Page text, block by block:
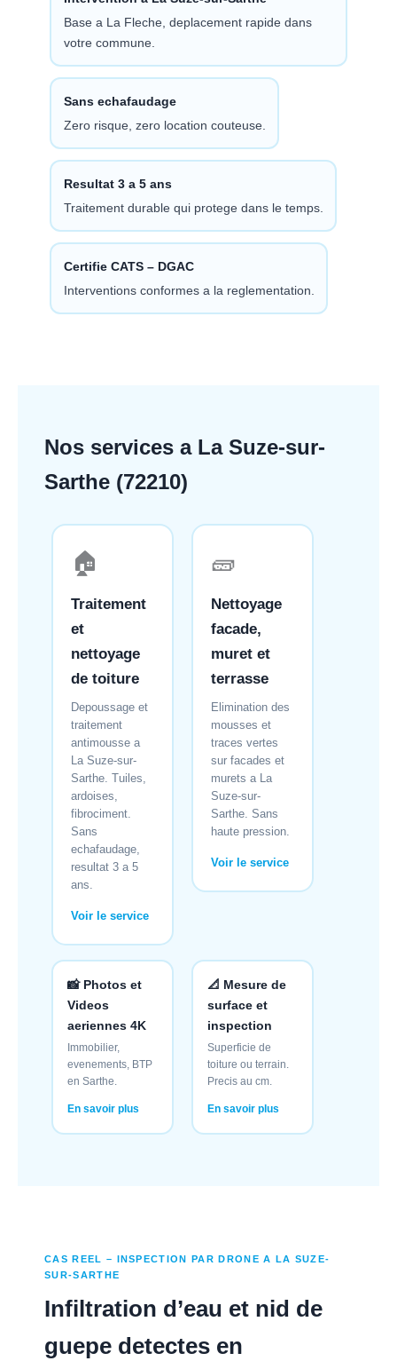
Base a La Fleche, deplacement rapide dans
votre commune.
Sans echafaudage
Zero risque, zero location couteuse.
Resultat 3 a 5 ans
Traitement durable qui protege dans le temps.
Certifie CATS – DGAC
Interventions conformes a la reglementation.
Nos services a La Suze-sur-
Sarthe (72210)
🏠
Traitement
et
nettoyage
de toiture
Depoussage et
traitement
antimousse a
La Suze-sur-
Sarthe. Tuiles,
ardoises,
fibrociment.
Sans
echafaudage,
resultat 3 a 5
ans.
Voir le service
🧱
Nettoyage
facade,
muret et
terrasse
Elimination des
mousses et
traces vertes
sur facades et
murets a La
Suze-sur-
Sarthe. Sans
haute pression.
Voir le service
📸 Photos et
Videos
aeriennes 4K
Immobilier,
evenements, BTP
en Sarthe.
En savoir plus
📐 Mesure de
surface et
inspection
Superficie de
toiture ou terrain.
Precis au cm.
En savoir plus
CAS REEL – INSPECTION PAR DRONE A LA SUZE-
SUR-SARTHE
Infiltration d’eau et nid de
guepe detectes en